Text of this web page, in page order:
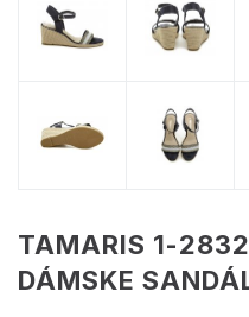
TAMARIS 1-
DÁMSKE